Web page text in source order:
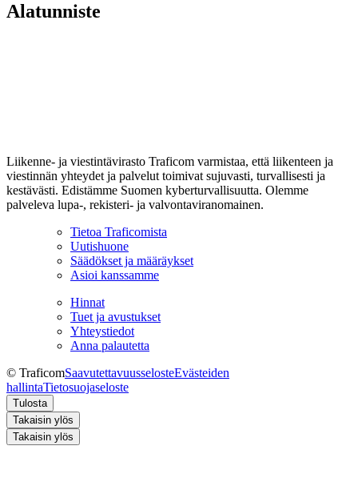
Alatunniste
Liikenne- ja viestintävirasto Traficom varmistaa, että liikenteen ja
viestinnän yhteydet ja palvelut toimivat sujuvasti, turvallisesti ja
kestävästi. Edistämme Suomen kyberturvallisuutta. Olemme
palveleva lupa-, rekisteri- ja valvontaviranomainen.
Tietoa Traficomista
Uutishuone
Säädökset ja määräykset
Asioi kanssamme
Hinnat
Tuet ja avustukset
Yhteystiedot
Anna palautetta
© TraficomSaavutettavuusselosteEvästeiden
hallintaTietosuojaseloste
Tulosta
Takaisin ylös
Takaisin ylös